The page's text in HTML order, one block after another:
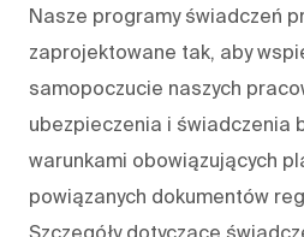
Nasze programy świadczeń
zaprojektowane tak, aby
samopoczucie naszych
ubezpieczenia i świadczenia
warunkami obowiązujących
powiązanych dokumentów
Szczegóły dotyczące